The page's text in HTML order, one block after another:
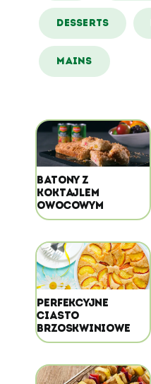
DESSERTS
MAINS
BATONY Z
KOKTAJLEM
OWOCOWYM
PERFEKCYJNE
CIASTO
BRZOSKWINIOWE